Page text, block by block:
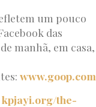
um pouco
das
manhã, em casa,
www.goop.com
kpjayi.org/the-